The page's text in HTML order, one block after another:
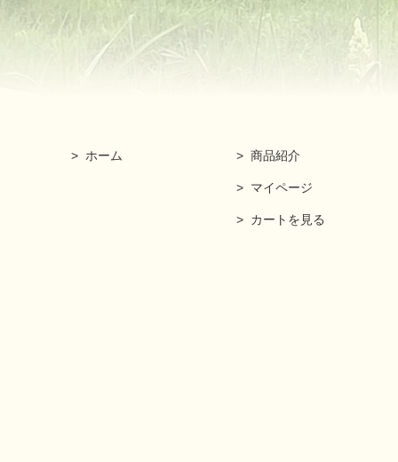
ホーム 商品紹介
マイページ
カートを見る